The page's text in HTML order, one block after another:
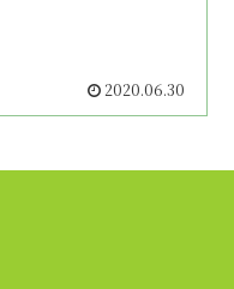
2020.06.30